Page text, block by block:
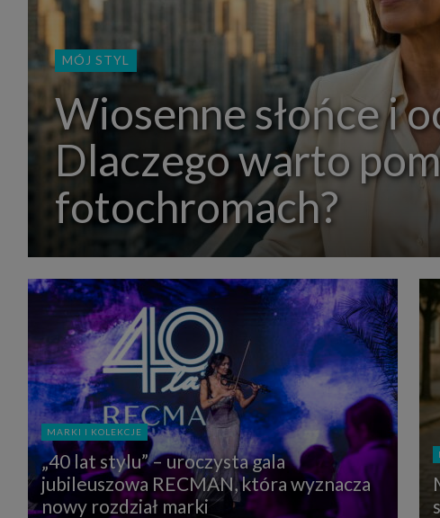
MÓJ STYL
Wiosenne słońce i
Dlaczego warto
fotochromach?
MARKI I KOLEKCJE
„40 lat stylu” – uroczysta gala
jubileuszowa RECMAN, która wyznacza
nowy rozdział marki